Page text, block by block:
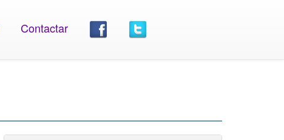
Contactar